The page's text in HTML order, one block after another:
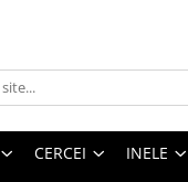
CERCEI INELE